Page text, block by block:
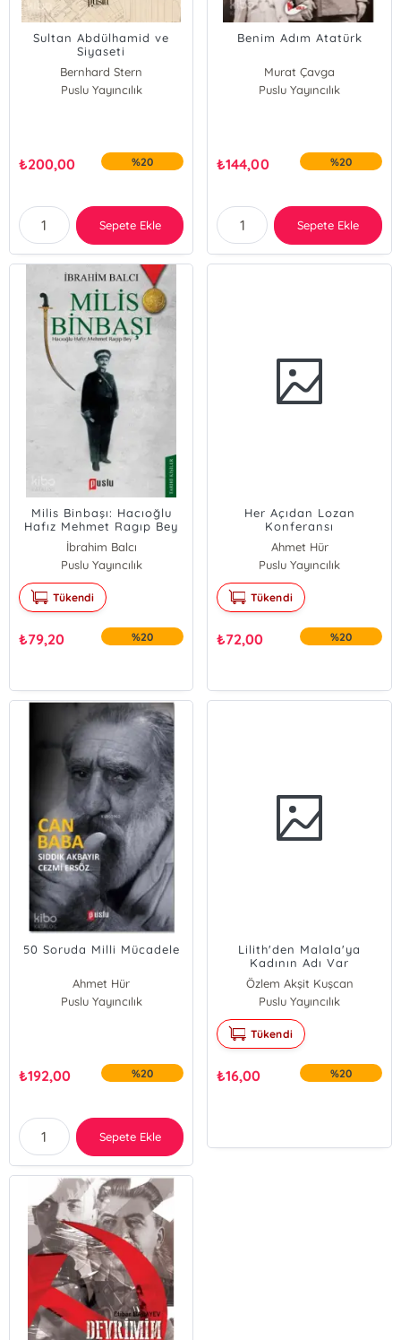
Sultan Abdülhamid ve
Siyaseti
Bernhard Stern
Puslu Yayıncılık
₺200,00 %20
Sepete Ekle
Benim Adım Atatürk
Murat Çavga
Puslu Yayıncılık
₺144,00 %20
Sepete Ekle
Milis Binbaşı: Hacıoğlu
Hafız Mehmet Ragıp Bey
İbrahim Balcı
Puslu Yayıncılık
Tükendi
₺79,20 %20
Her Açıdan Lozan
Konferansı
Ahmet Hür
Puslu Yayıncılık
Tükendi
₺72,00 %20
50 Soruda Milli Mücadele
Ahmet Hür
Puslu Yayıncılık
₺192,00 %20
Sepete Ekle
Lilith'den Malala'ya
Kadının Adı Var
Özlem Akşit Kuşcan
Puslu Yayıncılık
Tükendi
₺16,00 %20